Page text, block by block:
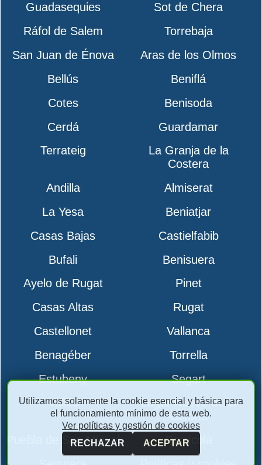
Guadasequies
Sot de Chera
Ráfol de Salem
Torrebaja
San Juan de Énova
Aras de los Olmos
Bellús
Beniflá
Cotes
Benisoda
Cerdá
Guardamar
Terrateig
La Granja de la
Costera
Andilla
Almiserat
La Yesa
Beniatjar
Casas Bajas
Castielfabib
Bufali
Benisuera
Ayelo de Rugat
Pinet
Casas Altas
Rugat
Castellonet
Vallanca
Benagéber
Torrella
Estubeny
Segart
Vallés
Lugar Nuevo de la
Corona
Puebla de San Miguel
Carrícola
Utilizamos solamente la cookie esencial y básica para
el funcionamiento mínimo de esta web.
Ver políticas y gestión de cookies
RECHAZAR
ACEPTAR